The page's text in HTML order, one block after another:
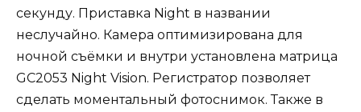
секунду. Приставка Night в названии
неслучайно. Камера оптимизирована для
ночной съёмки и внутри установлена матрица
GC2053 Night Vision. Регистратор позволяет
сделать моментальный фотоснимок. Также в